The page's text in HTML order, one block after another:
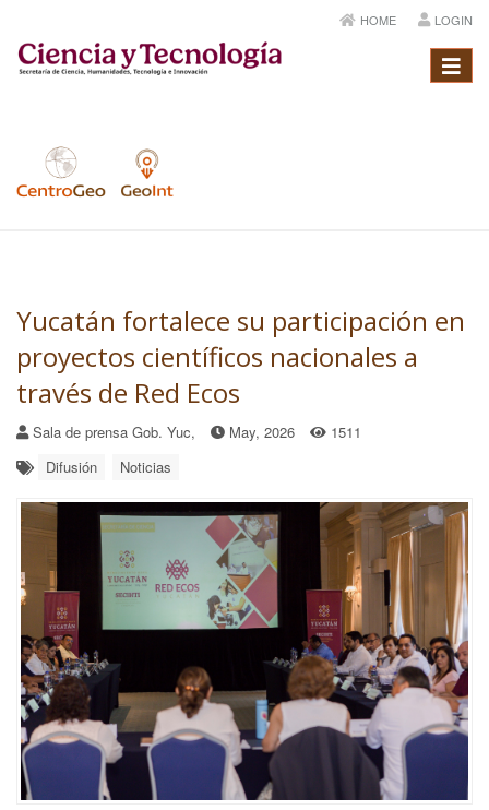
HOME LOGIN
Menú
Yucatán fortalece su participación en
proyectos científicos nacionales a
través de Red Ecos
Sala de prensa Gob. Yuc, May, 2026
1511
Difusión
Noticias